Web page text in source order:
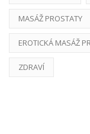
MASÁŽ PROSTATY
EROTICKÁ MASÁŽ
ZDRAVÍ